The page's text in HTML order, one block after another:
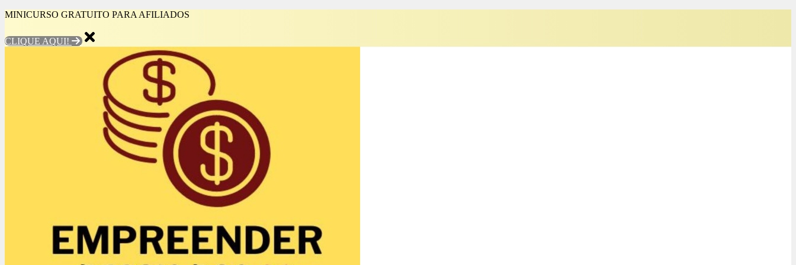
MINICURSO GRATUITO PARA AFILIADOS
CLIQUE AQUI!